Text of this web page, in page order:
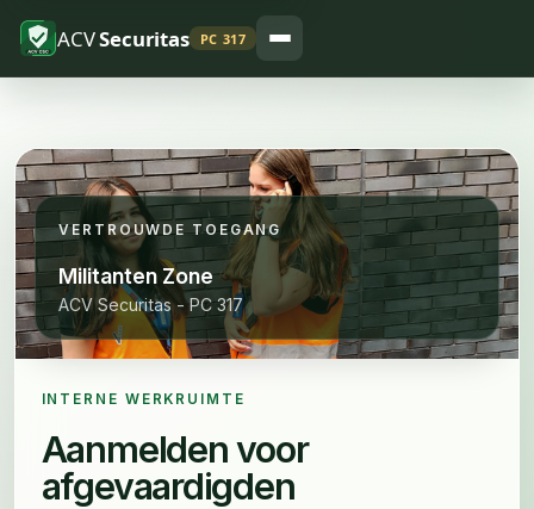
ACVSecuritas PC 317
VERTROUWDE TOEGANG
Militanten Zone
ACV Securitas - PC 317
INTERNE WERKRUIMTE
Aanmelden voor
afgevaardigden